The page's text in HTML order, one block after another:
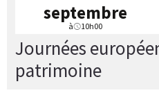
Journées
patrimoine
septembre
à 10h00